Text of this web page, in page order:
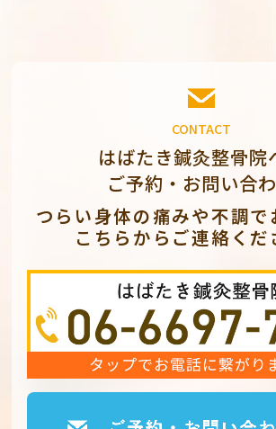
CONTACT
はばたき鍼灸整骨院
ご予約・お問い合
つらい身体の痛みや不調で
こちらからご連絡くだ